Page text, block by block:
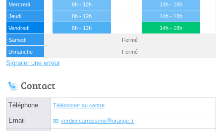
Mercredi
8h - 12h
14h - 18h
Jeudi
8h - 12h
14h - 18h
Vendredi
8h - 12h
14h - 18h
Samedi
Fermé
Dimanche
Fermé
Signaler une erreur
Contact
Téléphone Téléphoner au centre
Email verdier.carrosserieⓐorange.fr